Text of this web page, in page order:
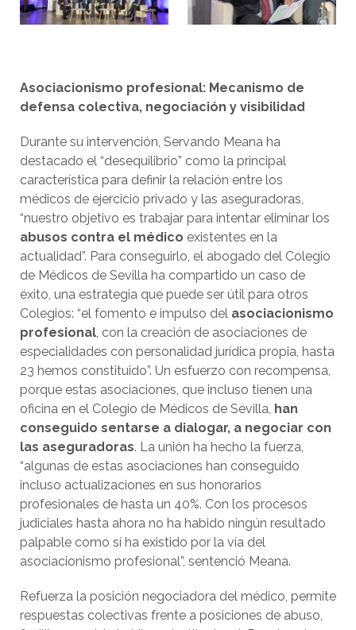
Asociacionismo profesional: Mecanismo de
defensa colectiva, negociación y visibilidad
Durante su intervención, Servando Meana ha
destacado el “desequilibrio” como la principal
característica para definir la relación entre los
médicos de ejercicio privado y las aseguradoras,
“nuestro objetivo es trabajar para intentar eliminar los
abusos contra el médico existentes en la
actualidad”. Para conseguirlo, el abogado del Colegio
de Médicos de Sevilla ha compartido un caso de
éxito, una estrategia que puede ser útil para otros
Colegios: “el fomento e impulso del asociacionismo
profesional , con la creación de asociaciones de
especialidades con personalidad jurídica propia, hasta
23 hemos constituido”. Un esfuerzo con recompensa,
porque estas asociaciones, que incluso tienen una
oficina en el Colegio de Médicos de Sevilla, han
conseguido sentarse a dialogar, a negociar con
las aseguradoras. La unión ha hecho la fuerza,
“algunas de estas asociaciones han conseguido
incluso actualizaciones en sus honorarios
profesionales de hasta un 40%. Con los procesos
judiciales hasta ahora no ha habido ningún resultado
palpable como sí ha existido por la vía del
asociacionismo profesional”, sentenció Meana.
Refuerza la posición negociadora del médico, permite
respuestas colectivas frente a posiciones de abuso,